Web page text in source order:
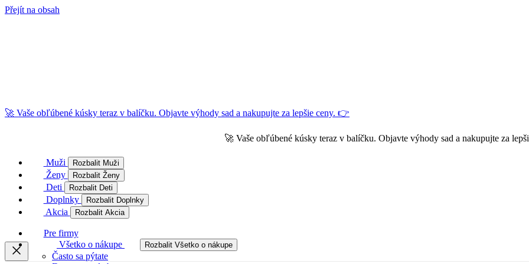
Přejít na obsah
🚀 Vaše obľúbené kúsky teraz v balíčku. Objavte výhody sad a nakupujte za lepšie ceny. 👉
🚀 Vaše obľúbené kúsky teraz v balíčku. Objavte výhody sad a nakupujte za
Muži Rozbalit Muži
Ženy Rozbalit Ženy
Deti Rozbalit Deti
Doplnky Rozbalit Doplnky
Akcia Rozbalit Akcia
Pre firmy
Všetko o nákupe
Rozbalit Všetko o nákupe
Často sa pýtate